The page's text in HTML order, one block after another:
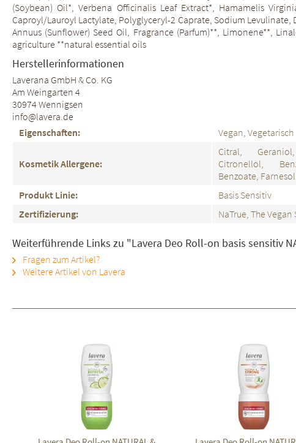
(Soybean) Oil*, Verbena Officinalis Leaf Extract*, Hamamelis
Caproyl/Lauroyl Lactylate, Polyglyceryl-2 Caprate, Sodium
Annuus (Sunflower) Seed Oil, Fragrance (Parfum)**, Limonene**,
agriculture **natural essential oils
Herstellerinformationen
Laverana GmbH & Co. KG
Am Weingarten 4
30974 Wennigsen
info@lavera.de
Eigenschaften:
Vegan, Vegetarisch
Kosmetik Allergene:
Citral,
Citronellol,
Benzoate, Farnesol
Produkt Linie:
Basis Sensitiv
Zertifizierung:
NaTrue, The Vegan
Weiterführende Links zu "Lavera Deo Roll-on basis sensitiv
Fragen zum Artikel?
Weitere Artikel von Lavera